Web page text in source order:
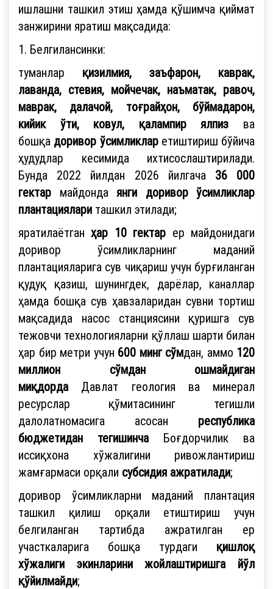
ишлашни ташкил этиш ҳамда қўшимча қиймат
занжирини яратиш мақсадида:
1. Белгилансинки:
туманлар қизилмия, заъфарон, каврак,
лаванда, стевия, мойчечак, наъматак, равоч,
маврак, далачой, тоғрайҳон,
бўймадарон,
кийик ўти, ковул, қалампир ялпиз ва
бошқа доривор ўсимликлар етиштириш бўйича
ҳудудлар кесимида ихтисослаштирилади.
Бунда 2022 йилдан 2026 йилгача36 000
гектар майдонда янги доривор ўсимликлар
плантациялари ташкил этилади;
яратилаётганҳар 10 гектар ер майдонидаги
доривор ўсимликларнинг маданий
плантацияларига сув чиқариш учун бурғиланган
қудуқ қазиш, шунингдек, дарёлар, каналлар
ҳамда бошқа сув ҳавзаларидан сувни тортиш
мақсадида насос станциясини қуришга сув
тежовчи технологияларни қўллаш шарти билан
ҳар бир метри учун 600 минг сўмдан, аммо 120
миллион сўмдан ошмайдиган
миқдордаДавлат геология ва минерал
ресурслар қўмитасининг тегишли
далолатномасига асосан республика
бюджетидан тегишинча Боғдорчилик ва
иссиқхона хўжалигини ривожлантириш
жамғармаси орқали субсидия ажратилади;
доривор ўсимликларни маданий плантация
ташкил қилиш орқали етиштириш учун
белгиланган тартибда ажратилган ер
участкаларига бошқа турдаги қишлоқ
хўжалиги экинларини жойлаштиришга йўл
қўйилмайди;